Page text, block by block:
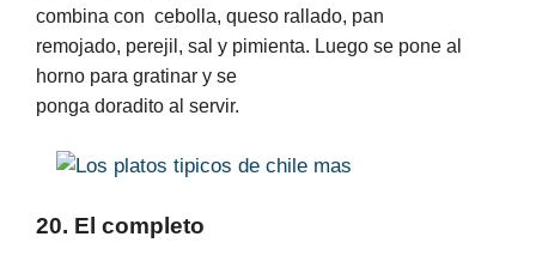
combina con cebolla, queso rallado, pan
remojado, perejil, sal y pimienta. Luego se pone al
horno para gratinar y se
ponga doradito al servir.
20. El completo